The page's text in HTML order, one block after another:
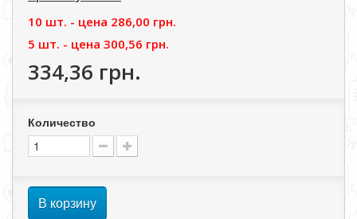
10 шт. - цена 286,00 грн.
5 шт. - цена 300,56 грн.
334,36 грн.
Количество
В корзину